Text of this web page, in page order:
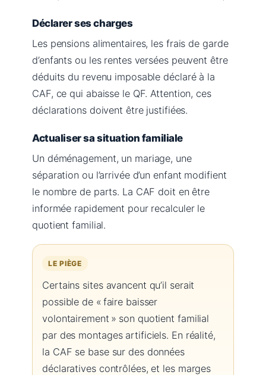
Déclarer ses charges
Les pensions alimentaires, les frais de garde
d’enfants ou les rentes versées peuvent être
déduits du revenu imposable déclaré à la
CAF, ce qui abaisse le QF. Attention, ces
déclarations doivent être justifiées.
Actualiser sa situation familiale
Un déménagement, un mariage, une
séparation ou l’arrivée d’un enfant modifient
le nombre de parts. La CAF doit en être
informée rapidement pour recalculer le
quotient familial.
LE PIÈGE
Certains sites avancent qu’il serait
possible de « faire baisser
volontairement » son quotient familial
par des montages artificiels. En réalité,
la CAF se base sur des données
déclaratives contrôlées, et les marges